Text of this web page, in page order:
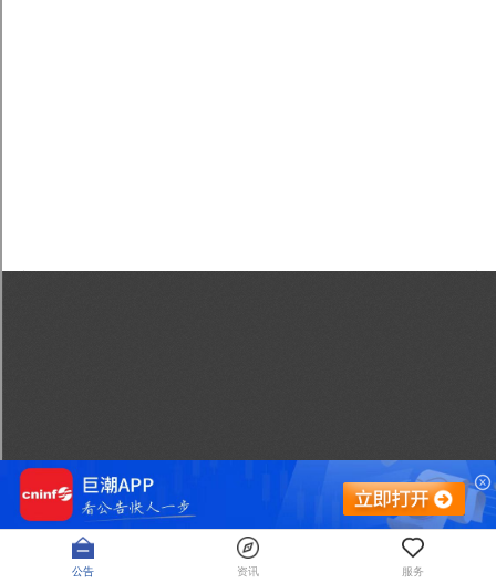
公告 资讯 服务